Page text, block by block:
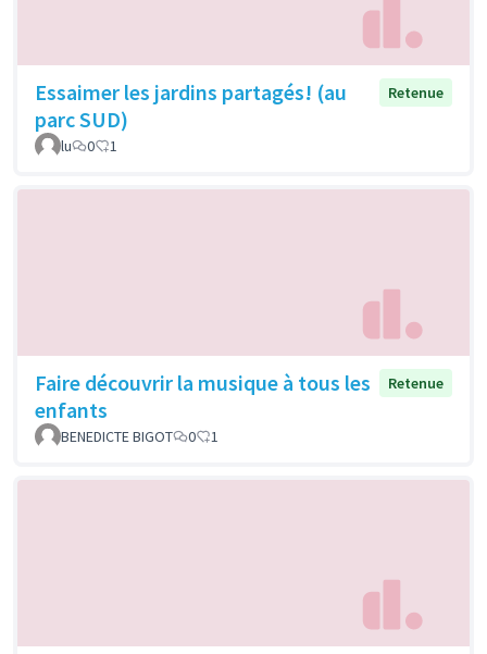
Essaimer les jardins partagés! (au
parc SUD)
Retenue
lu 0 1
Faire découvrir la musique à tous les
enfants
Retenue
BENEDICTE BIGOT 0 1